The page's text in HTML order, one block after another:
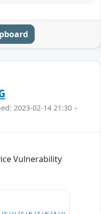
2023-02-14 21:30 –
Vulnerability